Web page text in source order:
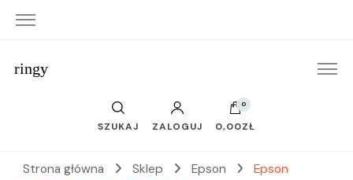
ringy
SZUKAJ ZALOGUJ
0
0,00ZŁ
Strona główna Sklep Epson
Epson